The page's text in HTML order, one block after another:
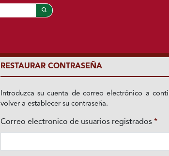
RESTAURAR CONTRASEÑA
Introduzca su cuenta de correo electrónico a
volver a establecer su contraseña.
Correo electronico de usuarios registrados *
Obligatorio